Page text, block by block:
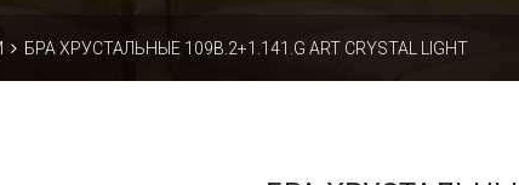
БРА ХРУСТАЛЬНЫЕ 109B.2+1.141.G ART CRYSTAL LIGHT